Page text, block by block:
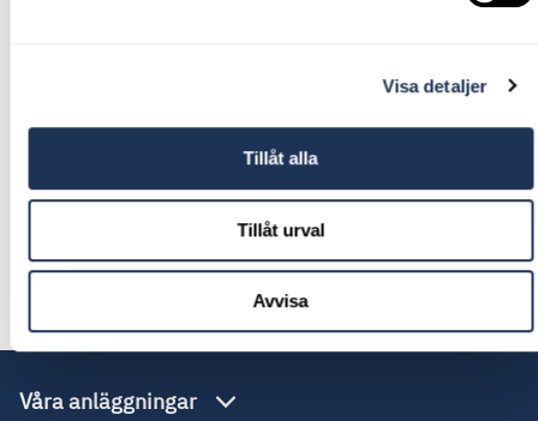
Visa detaljer
Tillåt alla
Tillåt urval
Avvisa
Finansiering av nya Volvo
Våra anläggningar